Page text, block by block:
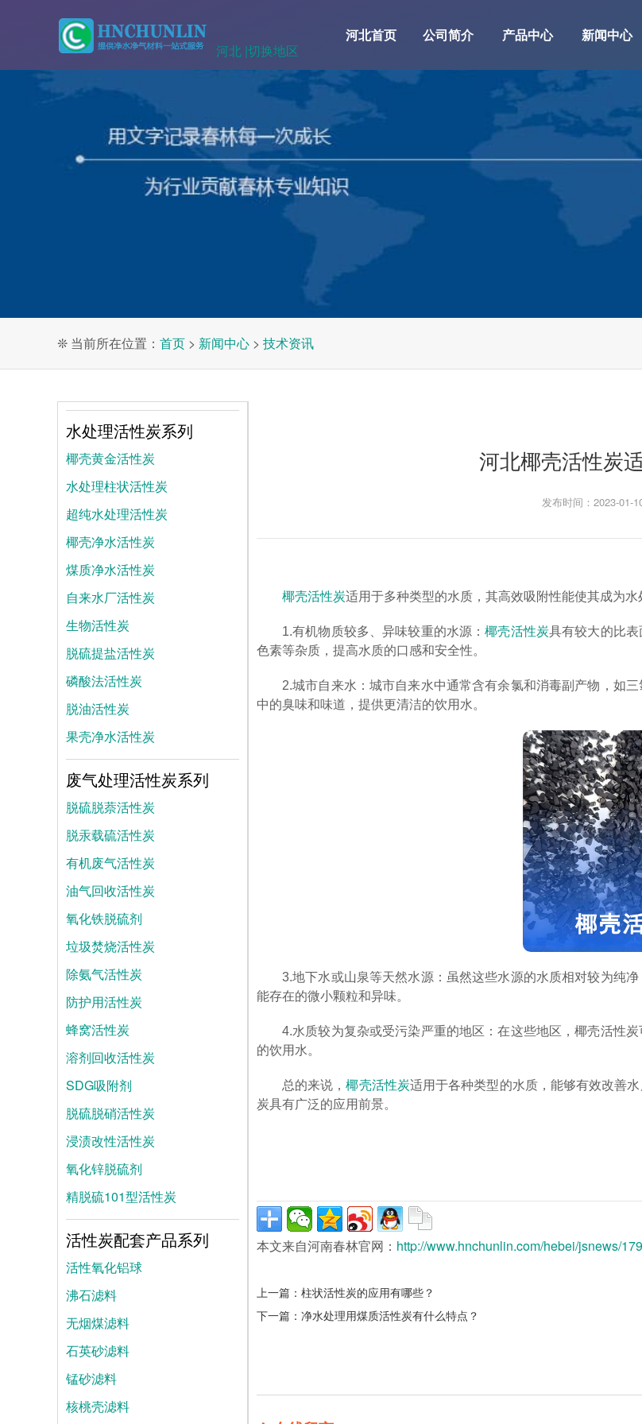
河北 |切换地区
河北首页 公司简介 产品中心 新闻中心
❊ 当前所在位置： 首页 > 新闻中心 > 技术资讯
河北椰壳活性炭
发布时间：2023-01-
椰壳活性炭适用于多种类型的水质，其高效吸附性能使其成为水
1.有机物质较多、异味较重的水源：椰壳活性炭具有较大的比
色素等杂质，提高水质的口感和安全性。
2.城市自来水：城市自来水中通常含有余氯和消毒副产物，如
中的臭味和味道，提供更清洁的饮用水。
3.地下水或山泉等天然水源：虽然这些水源的水质相对较为纯净
能存在的微小颗粒和异味。
4.水质较为复杂或受污染严重的地区：在这些地区，椰壳活性
的饮用水。
总的来说，椰壳活性炭适用于各种类型的水质，能够有效改善
炭具有广泛的应用前景。
本文来自河南春林官网： http://www.hnchunlin.com/hebei/jsnews/
上一篇： 柱状活性炭的应用有哪些？
下一篇： 净水处理用煤质活性炭有什么特点？
水处理活性炭系列
椰壳黄金活性炭
水处理柱状活性炭
超纯水处理活性炭
椰壳净水活性炭
煤质净水活性炭
自来水厂活性炭
生物活性炭
脱硫提盐活性炭
磷酸法活性炭
脱油活性炭
果壳净水活性炭
废气处理活性炭系列
脱硫脱萘活性炭
脱汞载硫活性炭
有机废气活性炭
油气回收活性炭
氧化铁脱硫剂
垃圾焚烧活性炭
除氨气活性炭
防护用活性炭
蜂窝活性炭
溶剂回收活性炭
SDG吸附剂
脱硫脱硝活性炭
浸渍改性活性炭
氧化锌脱硫剂
精脱硫101型活性炭
活性炭配套产品系列
活性氧化铝球
沸石滤料
无烟煤滤料
石英砂滤料
锰砂滤料
核桃壳滤料